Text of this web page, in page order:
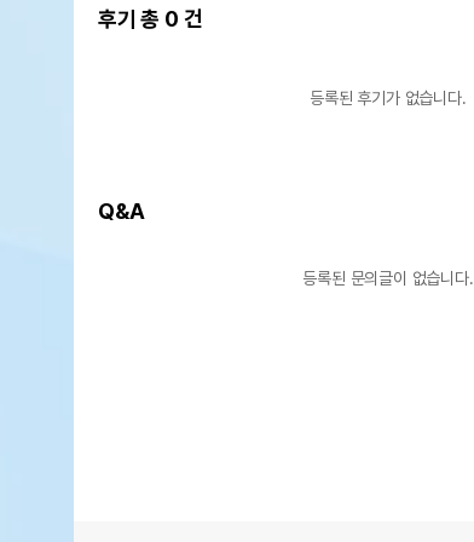
후기 총 0 건
등록된 후기가 없습니다.
Q&A
등록된 문의글이 없습니다.